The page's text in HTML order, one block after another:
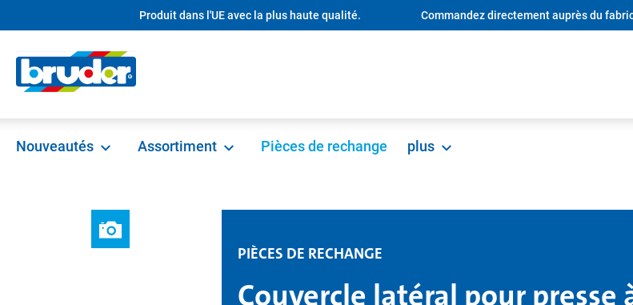
Passer à la navigation principale
Produit dans l'UE avec la plus haute qualité. Commandez directement auprès du
Nouveautés Assortiment Pièces de rechange plus
PIÈCES DE RECHANGE
Couvercle latéral pour presse